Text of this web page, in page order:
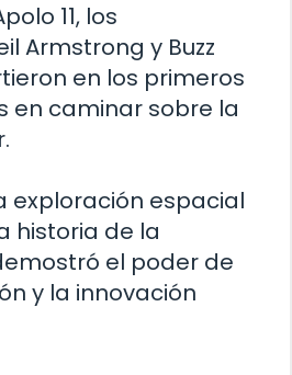
11, los
Armstrong y Buzz
en los primeros
en caminar sobre la
exploración espacial
historia de la
el poder de
y la innovación